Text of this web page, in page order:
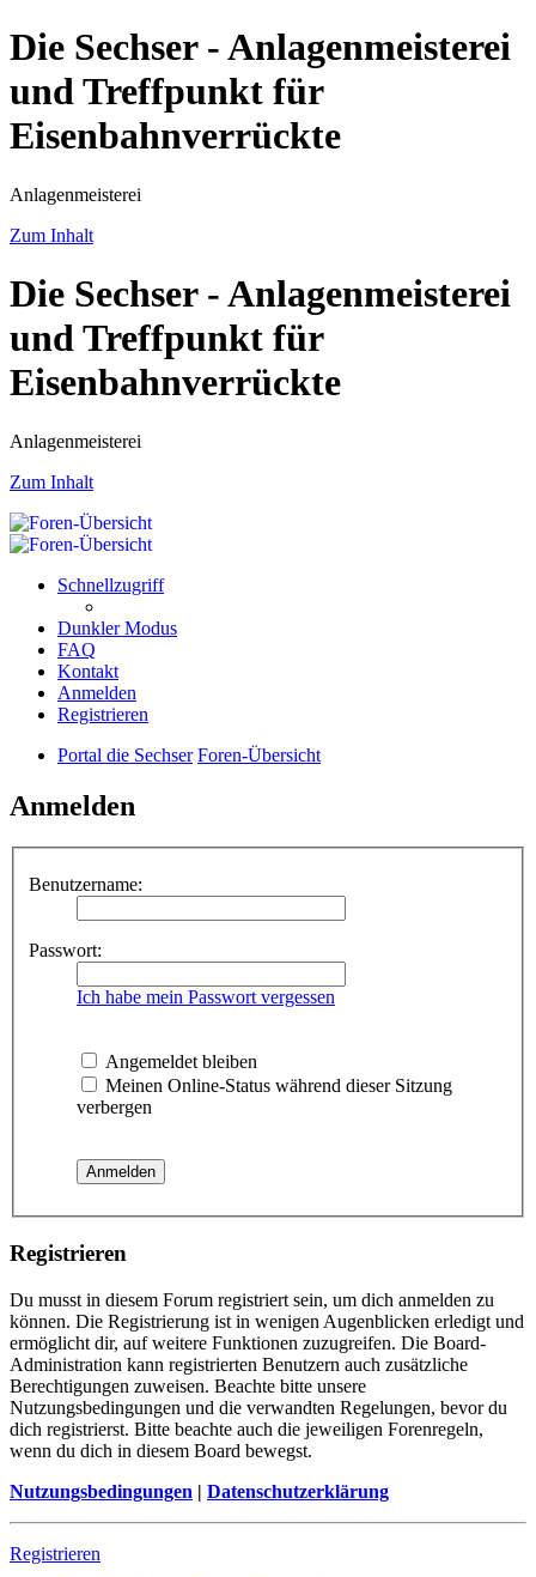
Die Sechser - Anlagenmeisterei
und Treffpunkt für
Eisenbahnverrückte
Anlagenmeisterei
Zum Inhalt
Die Sechser - Anlagenmeisterei
und Treffpunkt für
Eisenbahnverrückte
Anlagenmeisterei
Zum Inhalt
Schnellzugriff
Dunkler Modus
FAQ
Kontakt
Anmelden
Registrieren
Portal die Sechser Foren-Übersicht
Anmelden
Benutzername:
Passwort:
Ich habe mein Passwort vergessen
Angemeldet bleiben
Meinen Online-Status während dieser Sitzung
verbergen
Registrieren
Du musst in diesem Forum registriert sein, um dich anmelden zu
können. Die Registrierung ist in wenigen Augenblicken erledigt und
ermöglicht dir, auf weitere Funktionen zuzugreifen. Die Board-
Administration kann registrierten Benutzern auch zusätzliche
Berechtigungen zuweisen. Beachte bitte unsere
Nutzungsbedingungen und die verwandten Regelungen, bevor du
dich registrierst. Bitte beachte auch die jeweiligen Forenregeln,
wenn du dich in diesem Board bewegst.
Nutzungsbedingungen | Datenschutzerklärung
Registrieren